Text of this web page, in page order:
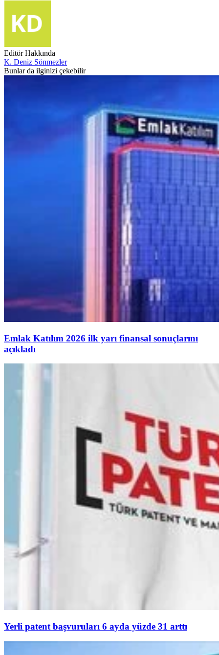
Editör Hakkında
K. Deniz Sönmezler
Bunlar da ilginizi çekebilir
Emlak Katılım 2026 ilk yarı finansal sonuçlarını
açıkladı
Yerli patent başvuruları 6 ayda yüzde 31 arttı